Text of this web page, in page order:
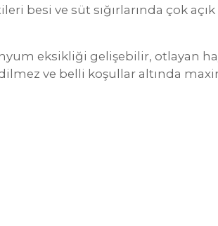
besi ve süt sığırlarında çok
eksikliği gelişebilir, otlayan
ve belli koşullar altında